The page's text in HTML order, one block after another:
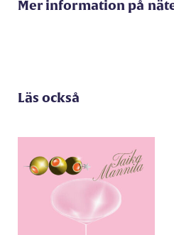
Mer information på
Läs också